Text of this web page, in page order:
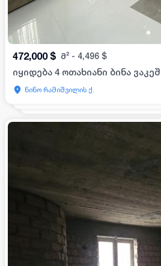
472,000 $ მ² - 4,496 $
იყიდება 4 ოთახიანი ბინა
ნინო რამიშვილის ქ.